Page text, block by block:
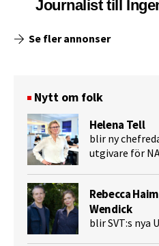
Journalist till
Se fler annonser
Nytt om folk
Helena Tell
blir ny
utgivare för
Rebecca
Wendick
blir SVT:s nya